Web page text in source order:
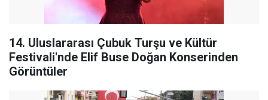
14. Uluslararası Çubuk Turşu ve Kültür
Festivali'nde Elif Buse Doğan Konserinden
Görüntüler